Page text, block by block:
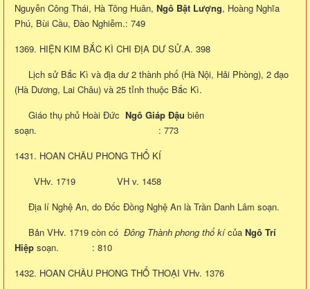
Nguyễn Công Thái, Hà Tông Huân, Ngô Bật Lượng, Hoàng Nghĩa
Phú, Bùi Cầu, Đào Nghiễm.: 749
1369. HIỆN KIM BẮC KÌ CHI ĐỊA DƯ SỬ.A. 398
Lịch sử Bắc Kì và địa dư 2 thành phố (Hà Nội, Hải Phòng), 2 đạo
(Hà Dương, Lai Châu) và 25 tỉnh thuộc Bắc Kì.
Giáo thụ phủ Hoài Đức Ngô Giáp Đậu biên
soạn. : 773
1431. HOAN CHÂU PHONG THỔ KÍ
VHv. 1719 VH v. 1458
Địa lí Nghệ An, do Đốc Đồng Nghệ An là Trần Danh Lâm soạn.
Bản VHv. 1719 còn có Đông Thành phong thổ kícủa Ngô Trí
Hiệp soạn. : 810
1432. HOAN CHÂU PHONG THỔ THOẠI VHv. 1376